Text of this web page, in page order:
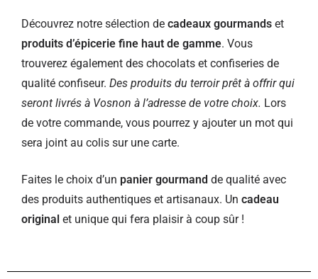
Découvrez notre sélection de cadeaux gourmands et
produits d’épicerie fine haut de gamme. Vous
trouverez également des chocolats et confiseries de
qualité confiseur. Des produits du terroir prêt à offrir qui
seront livrés à Vosnon à l’adresse de votre choix. Lors
de votre commande, vous pourrez y ajouter un mot qui
sera joint au colis sur une carte.
Faites le choix d’un panier gourmand de qualité avec
des produits authentiques et artisanaux. Un cadeau
original et unique qui fera plaisir à coup sûr !